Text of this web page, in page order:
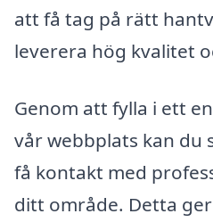
att få tag på rätt
leverera hög kvalitet
Genom att fylla i ett
vår webbplats kan du
få kontakt med
ditt område. Detta